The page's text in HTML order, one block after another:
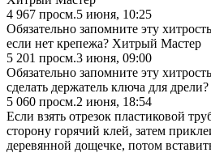
4 967 просм.5 июня, 10:25
Обязательно запомните эту
если нет крепежа? Хитрый Мастер
5 201 просм.3 июня, 09:00
Обязательно запомните эту
сделать держатель ключа для
5 060 просм.2 июня, 18:54
Если взять отрезок пластиковой
сторону горячий клей, затем
деревянной дощечке, потом